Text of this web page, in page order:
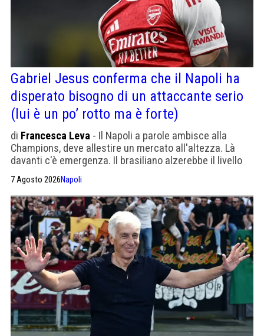
Gabriel Jesus conferma che il Napoli ha
disperato bisogno di un attaccante serio
(lui è un po’ rotto ma è forte)
di Francesca Leva - Il Napoli a parole ambisce alla
Champions, deve allestire un mercato all'altezza. Là
davanti c'è emergenza. Il brasiliano alzerebbe il livello
7 Agosto 2026Napoli